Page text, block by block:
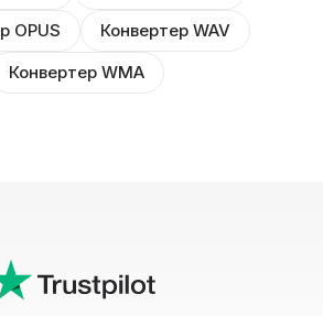
OPUS
Конвертер WAV
Конвертер WMA